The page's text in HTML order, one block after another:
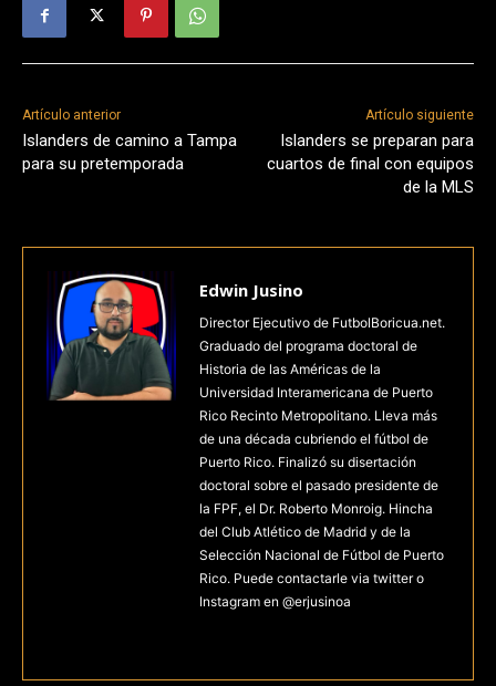
Artículo anterior
Islanders de camino a Tampa
para su pretemporada
Artículo siguiente
Islanders se preparan para
cuartos de final con equipos
de la MLS
Edwin Jusino
Director Ejecutivo de FutbolBoricua.net.
Graduado del programa doctoral de
Historia de las Américas de la
Universidad Interamericana de Puerto
Rico Recinto Metropolitano. Lleva más
de una década cubriendo el fútbol de
Puerto Rico. Finalizó su disertación
doctoral sobre el pasado presidente de
la FPF, el Dr. Roberto Monroig. Hincha
del Club Atlético de Madrid y de la
Selección Nacional de Fútbol de Puerto
Rico. Puede contactarle via twitter o
Instagram en @erjusinoa